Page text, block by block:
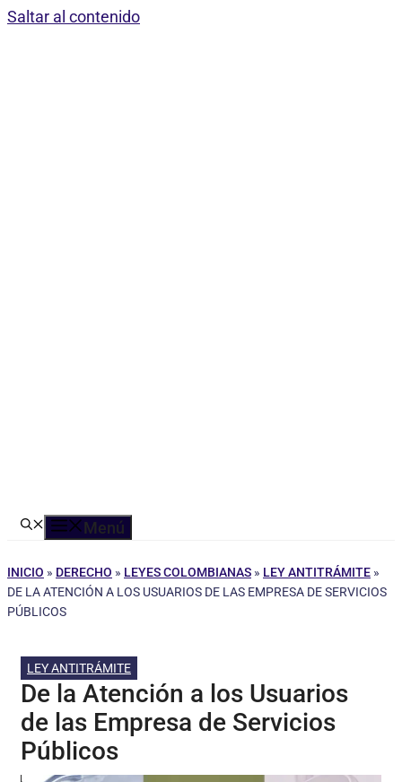
Saltar al contenido
Menú
INICIO » DERECHO » LEYES COLOMBIANAS » LEY ANTITRÁMITE »
DE LA ATENCIÓN A LOS USUARIOS DE LAS EMPRESA DE SERVICIOS
PÚBLICOS
LEY ANTITRÁMITE
De la Atención a los Usuarios
de las Empresa de Servicios
Públicos